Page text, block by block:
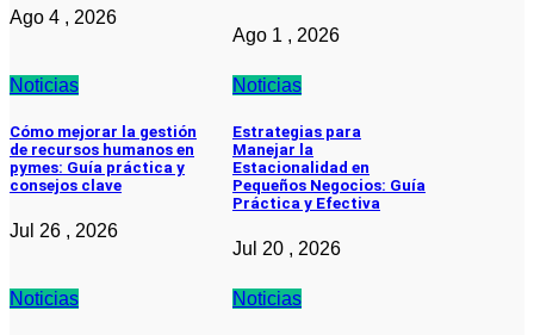
Ago 4 , 2026
Ago 1 , 2026
Noticias
Cómo mejorar la gestión
de recursos humanos en
pymes: Guía práctica y
consejos clave
Jul 26 , 2026
Noticias
Estrategias para
Manejar la
Estacionalidad en
Pequeños Negocios: Guía
Práctica y Efectiva
Jul 20 , 2026
Noticias Noticias